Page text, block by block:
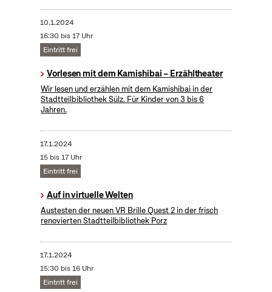
10.1.2024
16:30 bis 17 Uhr
Eintritt frei
Vorlesen mit dem Kamishibai – Erzähltheater
Wir lesen und erzählen mit dem Kamishibai in der
Stadtteilbibliothek Sülz. Für Kinder von 3 bis 6
Jahren.
17.1.2024
15 bis 17 Uhr
Eintritt frei
Auf in virtuelle Welten
Austesten der neuen VR Brille Quest 2 in der frisch
renovierten Stadtteilbibliothek Porz
17.1.2024
15:30 bis 16 Uhr
Eintritt frei